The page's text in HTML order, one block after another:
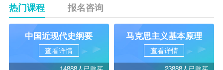
热门课程 报名咨询
中国近现代史纲要
查看详情
马克思主义基本原理
查看详情